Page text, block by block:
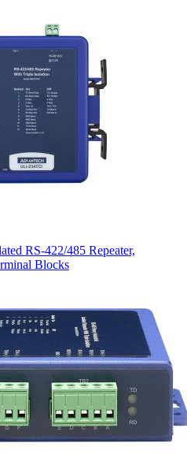
RS-422/485 Repeater,
Blocks